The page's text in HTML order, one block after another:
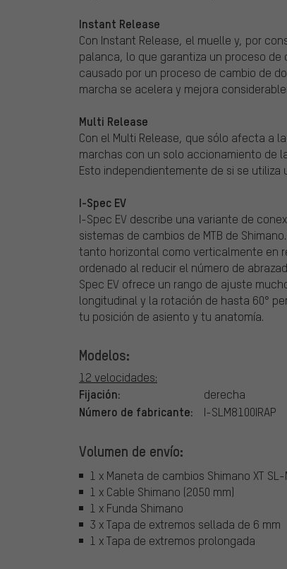
Instant Release
Con Instant Release, el muelle y, por
palanca, lo que garantiza un proceso
causado por un proceso de cambio de
marcha se acelera y mejora
Multi Release
Con el Multi Release, que sólo afecta a
marchas con un solo accionamiento de
Esto independientemente de si se utiliza
I-Spec EV
I-Spec EV describe una variante de
sistemas de cambios de MTB de
tanto horizontal como verticalmente en
ordenado al reducir el número de
Spec EV ofrece un rango de ajuste
longitudinal y la rotación de hasta 60°
tu posición de asiento y tu anatomía.
Modelos:
12 velocidades:
Fijación: derecha
Número de fabricante: I-SLM8100IRAP
Volumen de envío:
1 x Maneta de cambios Shimano XT
1 x Cable Shimano (2050 mm)
1 x Funda Shimano
3 x Tapa de extremos sellada de 6 mm
1 x Tapa de extremos prolongada